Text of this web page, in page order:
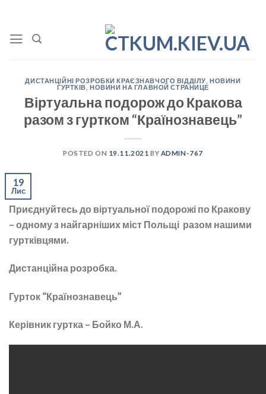
content
ДИСТАНЦІЙНІ РОЗРОБКИ КРАЄЗНАВЧОГО ВІДДІЛУ ,НОВИНИ
ГУРТКІВ ,НОВИНИ НА ГЛАВНОЙ СТРАНИЦЕ
Віртуальна подорож до Кракова
разом з гуртком “Країнознавець”
POSTED ON 19.11.2021 BY ADMIN-767
19
Лис
Приєднуйтесь до віртуальної подорожі по Кракову
– одному з найгарніших міст Польщі разом нашими
гуртківцями.
Дистанційна розробка.
Гурток “Країнознавець”
Керівник гуртка – Бойко М.А.